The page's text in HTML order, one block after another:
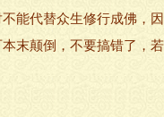
能代替众生修行成佛，
末颠倒，不要搞错了，